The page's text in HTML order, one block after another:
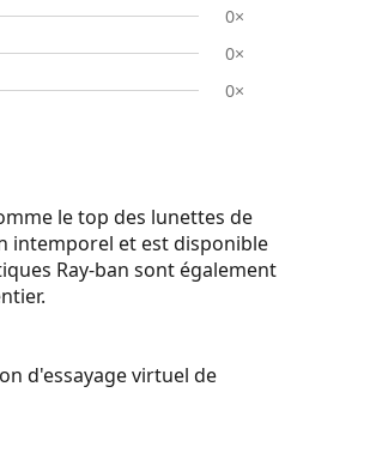
0×
0×
0×
le top des lunettes de
intemporel et est disponible
Ray-ban sont également
d'essayage virtuel de